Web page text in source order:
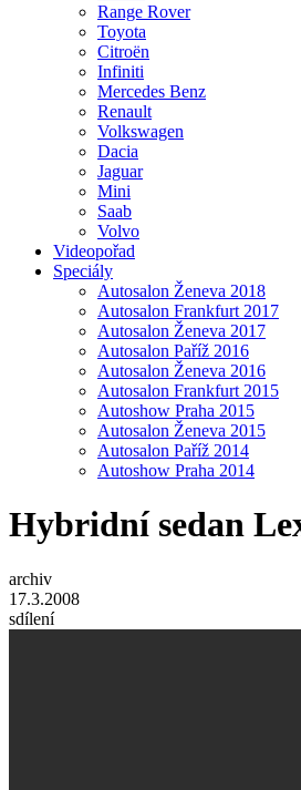
Range Rover
Toyota
Citroën
Infiniti
Mercedes Benz
Renault
Volkswagen
Dacia
Jaguar
Mini
Saab
Volvo
Videopořad
Speciály
Autosalon Ženeva 2018
Autosalon Frankfurt 2017
Autosalon Ženeva 2017
Autosalon Paříž 2016
Autosalon Ženeva 2016
Autosalon Frankfurt 2015
Autoshow Praha 2015
Autosalon Ženeva 2015
Autosalon Paříž 2014
Autoshow Praha 2014
Hybridní sedan
archiv
17.3.2008
sdílení